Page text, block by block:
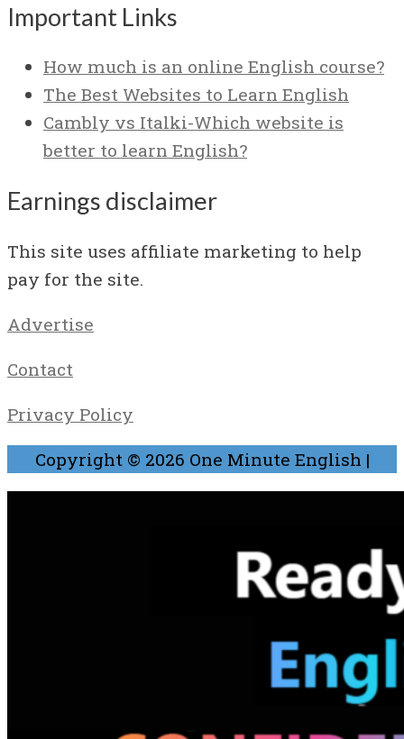
Important Links
How much is an online English course?
The Best Websites to Learn English
Cambly vs Italki-Which website is
better to learn English?
Earnings disclaimer
This site uses affiliate marketing to help
pay for the site.
Advertise
Contact
Privacy Policy
Copyright © 2026 One Minute English |